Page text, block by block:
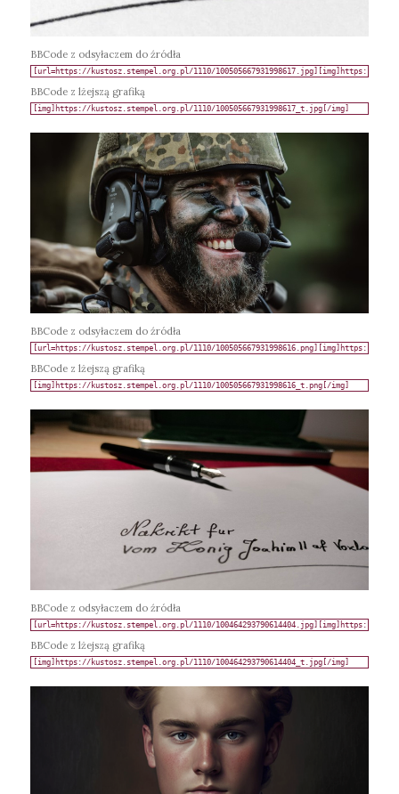
BBCode z odsyłaczem do źródła
BBCode z lżejszą grafiką
BBCode z odsyłaczem do źródła
BBCode z lżejszą grafiką
BBCode z odsyłaczem do źródła
BBCode z lżejszą grafiką